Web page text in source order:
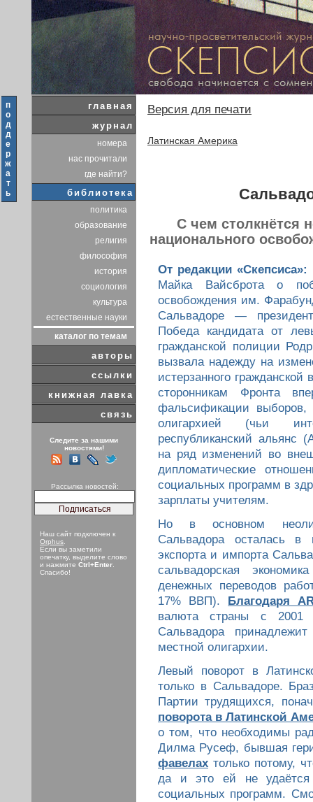
п
о
д
д
е
р
ж
а
т
ь
главная
журнал
номера
нас прочитали
где найти?
библиотека
политика
образование
религия
философия
история
социология
культура
естественные науки
каталог по темам
авторы
ссылки
книжная лавка
связь
Следите за нашими
новостями!
Рассылка новостей:
Наш сайт подключен к
Orphus
Если вы заметили
опечатку, выделите слово
и нажмите Ctrl+Enter
Спасибо!
Версия для печати
Латинская Америка
С чем столкнётся
национального
От редакции «Скепсиса»:
Майка Вайсброта о
освобождения им.
Сальвадоре —
Победа кандидата от
гражданской полиции
вызвала надежду на
истерзанного
сторонникам Фронта
фальсификации выборов,
олигархией (чьи
республиканский альянс
на ряд изменений во
дипломатические
социальных программ в
зарплаты учителям.
Но в основном
Сальвадора осталась в
экспорта и импорта
сальвадорская
денежных переводов
17% ВВП).
Благодаря
валюта страны с 2001
Сальвадора
местной олигархии.
Левый поворот в
только в Сальвадоре.
Партии трудящихся,
поворота в Латинской
о том, что необходимы
Дилма Русеф, бывшая
фавелах только потому,
да и это ей не
социальных программ.